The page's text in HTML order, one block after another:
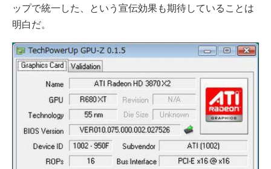
ップで統一した、という宣伝効果も期待していることは
明白だ。